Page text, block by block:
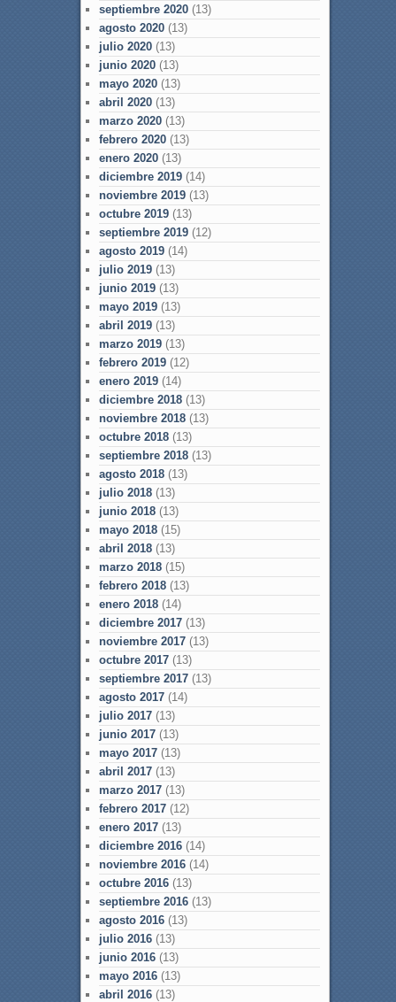
septiembre 2020(13)
agosto 2020(13)
julio 2020(13)
junio 2020(13)
mayo 2020(13)
abril 2020(13)
marzo 2020(13)
febrero 2020(13)
enero 2020(13)
diciembre 2019(14)
noviembre 2019(13)
octubre 2019(13)
septiembre 2019(12)
agosto 2019(14)
julio 2019(13)
junio 2019(13)
mayo 2019(13)
abril 2019(13)
marzo 2019(13)
febrero 2019(12)
enero 2019(14)
diciembre 2018(13)
noviembre 2018(13)
octubre 2018(13)
septiembre 2018(13)
agosto 2018(13)
julio 2018(13)
junio 2018(13)
mayo 2018(15)
abril 2018(13)
marzo 2018(15)
febrero 2018(13)
enero 2018(14)
diciembre 2017(13)
noviembre 2017(13)
octubre 2017(13)
septiembre 2017(13)
agosto 2017(14)
julio 2017(13)
junio 2017(13)
mayo 2017(13)
abril 2017(13)
marzo 2017(13)
febrero 2017(12)
enero 2017(13)
diciembre 2016(14)
noviembre 2016(14)
octubre 2016(13)
septiembre 2016(13)
agosto 2016(13)
julio 2016(13)
junio 2016(13)
mayo 2016(13)
abril 2016(13)